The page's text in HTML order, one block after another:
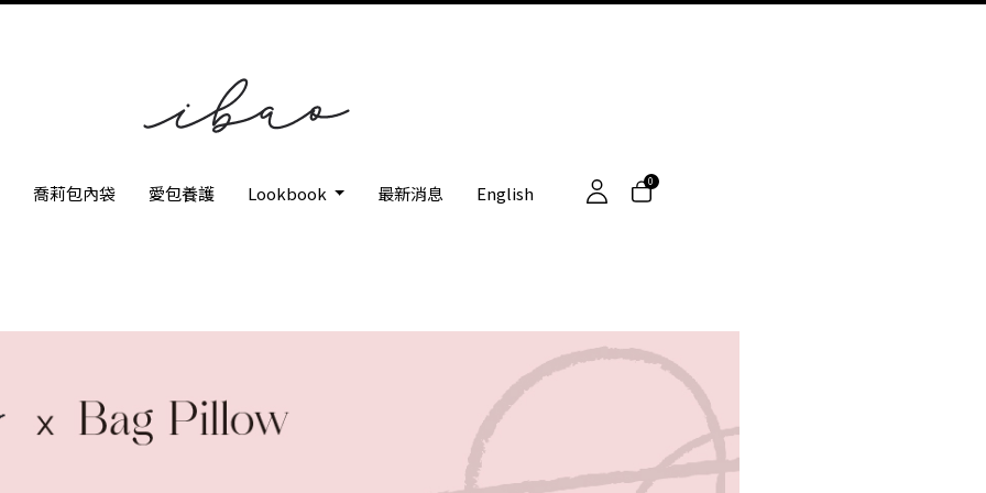
喬莉包內袋 愛包養護 Lookbook 最新消息 English
0